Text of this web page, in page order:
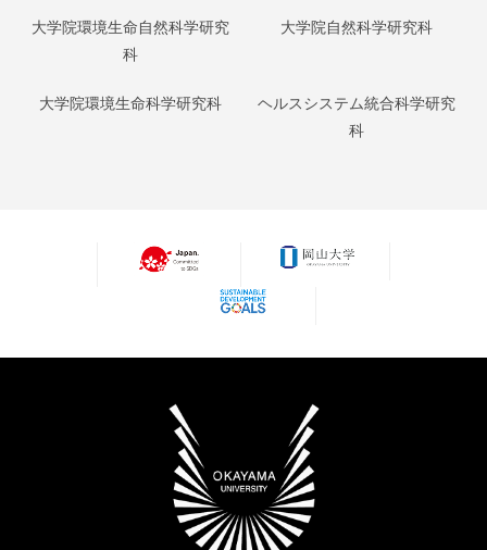
大学院環境生命自然科学研究
科
大学院自然科学研究科
大学院環境生命科学研究科
ヘルスシステム統合科学研究
科